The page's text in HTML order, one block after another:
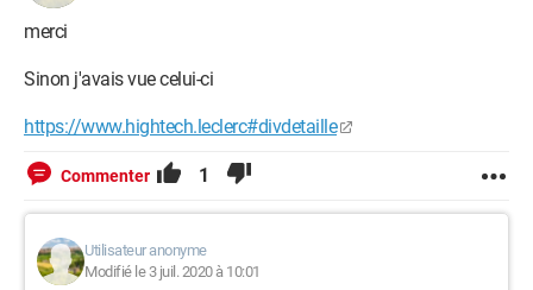
7200 T/min
Lecteur / Graveur
Carte graphique
AMD Radeon
2,00 Go
merci
Sinon j'avais vue celui-ci
https://www.hightech.leclerc#divdetaille
Commenter 1
Utilisateur anonyme
Modifié le 3 juil. 2020 à 10:01